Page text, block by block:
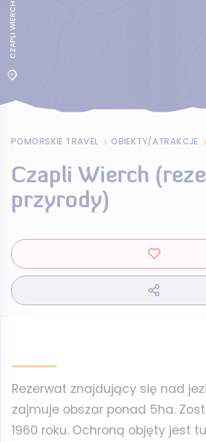
CZAPLI WIERCH
POMORSKIE TRAVEL OBIEKTY/ATRAKCJE
Czapli Wierch
przyrody)
Rezerwat znajdujący się nad
zajmuje obszar ponad 5ha.
1960 roku. Ochroną objęty jest